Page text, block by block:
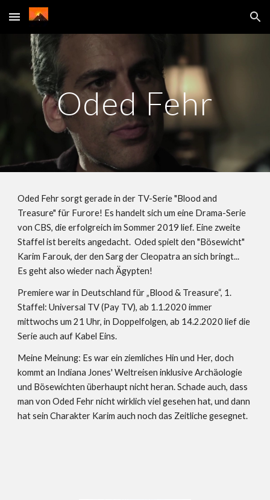
Skip to main content Skip to navigation
Oded Fehr
Oded Fehr sorgt gerade in der TV-Serie "Blood and
Treasure" für Furore! Es handelt sich um eine Drama-Serie
von CBS, die erfolgreich im Sommer 2019 lief. Eine zweite
Staffel ist bereits angedacht.  Oded spielt den "Bösewicht"
Karim Farouk, der den Sarg der Cleopatra an sich bringt...
Es geht also wieder nach Ägypten!
Premiere war in Deutschland für „Blood & Treasure“, 1.
Staffel: Universal TV (Pay TV), ab 1.1.2020 immer
mittwochs um 21 Uhr, in Doppelfolgen, ab 14.2.2020 lief die
Serie auch auf Kabel Eins.
Meine Meinung: Es war ein ziemliches Hin und Her, doch
kommt an Indiana Jones' Weltreisen inklusive Archäologie
und Bösewichten überhaupt nicht heran. Schade auch, dass
man von Oded Fehr nicht wirklich viel gesehen hat, und dann
hat sein Charakter Karim auch noch das Zeitliche gesegnet.